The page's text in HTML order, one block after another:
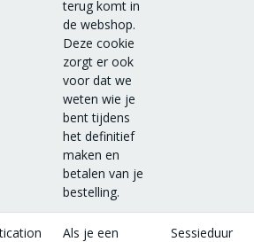
terug komt in
de webshop.
Deze cookie
zorgt er ook
voor dat we
weten wie je
bent tijdens
het definitief
maken en
betalen van je
bestelling.
Als je een
Sessieduur